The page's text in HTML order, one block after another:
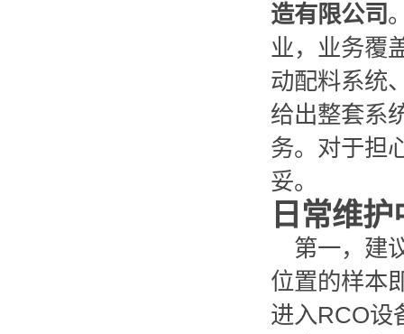
造有限公司
业，业务覆
动配料系统
给出整套系
务。对于担
妥。
日常维
第一，建
位置的样本
进入RCO